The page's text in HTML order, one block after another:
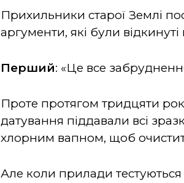
Прихильники старої Землі
аргументи, які були
Перший: «Це все
Проте протягом тридцяти
датування піддавали всі
хлорним вапном, щоб
Але коли прилади